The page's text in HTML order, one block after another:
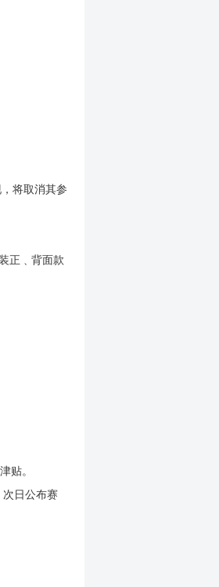
将取消其参
正﹑背面款
贴。
次日公布赛